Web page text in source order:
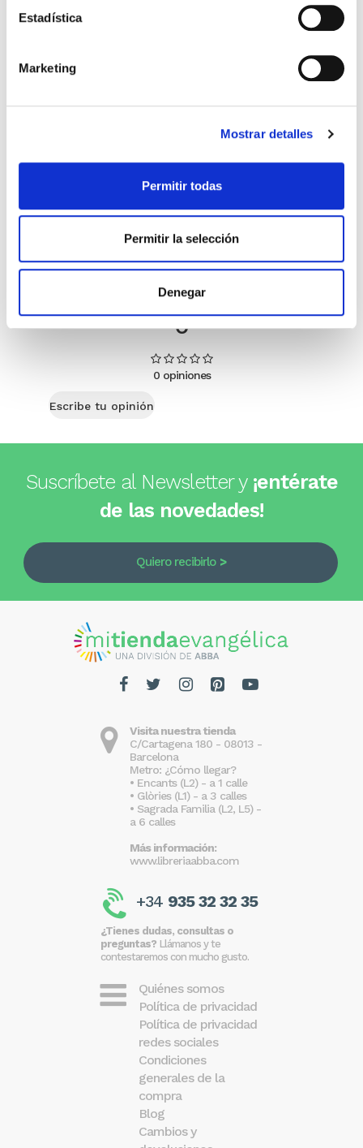
Estadística
Marketing
Mostrar detalles
Permitir todas
Permitir la selección
Denegar
cámara y acción!
9,49€
Comprar
16,00€ 0,80€ (5%)
Opiniones de clientes
0
0 opiniones
Escribe tu opinión
Suscríbete al Newsletter y ¡entérate
de las novedades!
Quiero recibirlo
Visita nuestra tienda
C/Cartagena 180 - 08013 -
Barcelona
Metro: ¿Cómo llegar?
• Encants (L2) - a 1 calle
• Glòries (L1) - a 3 calles
• Sagrada Familia (L2, L5) -
a 6 calles
Más información:
www.libreriaabba.com
+34 935 32 32 35
¿Tienes dudas, consultas o
preguntas? Llámanos y te
contestaremos con mucho gusto.
Quiénes somos
Política de privacidad
Política de privacidad
redes sociales
Condiciones
generales de la
compra
Blog
Cambios y